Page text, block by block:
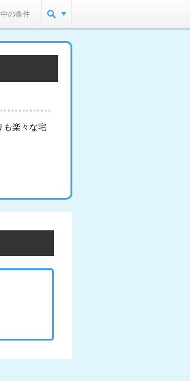
の条件
も楽々な宅